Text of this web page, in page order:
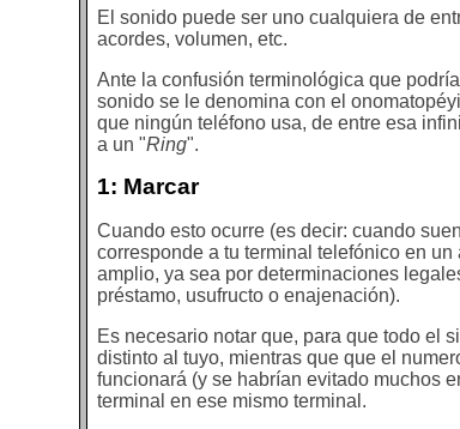
El sonido puede ser uno cualquiera de
acordes, volumen, etc.
Ante la confusión terminológica que
sonido se le denomina con el
que ningún teléfono usa, de entre esa
a un "Ring".
1: Marcar
Cuando esto ocurre (es decir: cuando
corresponde a tu terminal telefónico en
amplio, ya sea por determinaciones
préstamo, usufructo o enajenación).
Es necesario notar que, para que todo el
distinto al tuyo, mientras que que el
funcionará (y se habrían evitado muchos
terminal en ese mismo terminal.